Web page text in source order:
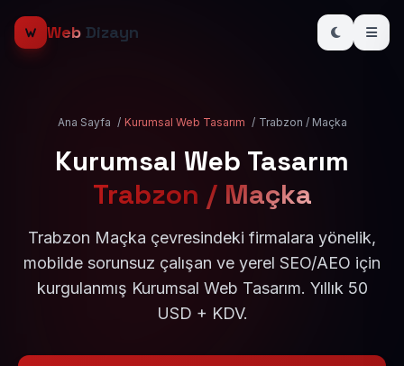
Web Dizayn
Ana Sayfa / Kurumsal Web Tasarım / Trabzon / Maçka
Kurumsal Web Tasarım
Trabzon / Maçka
Trabzon Maçka çevresindeki firmalara yönelik,
mobilde sorunsuz çalışan ve yerel SEO/AEO için
kurgulanmış Kurumsal Web Tasarım. Yıllık 50
USD + KDV.